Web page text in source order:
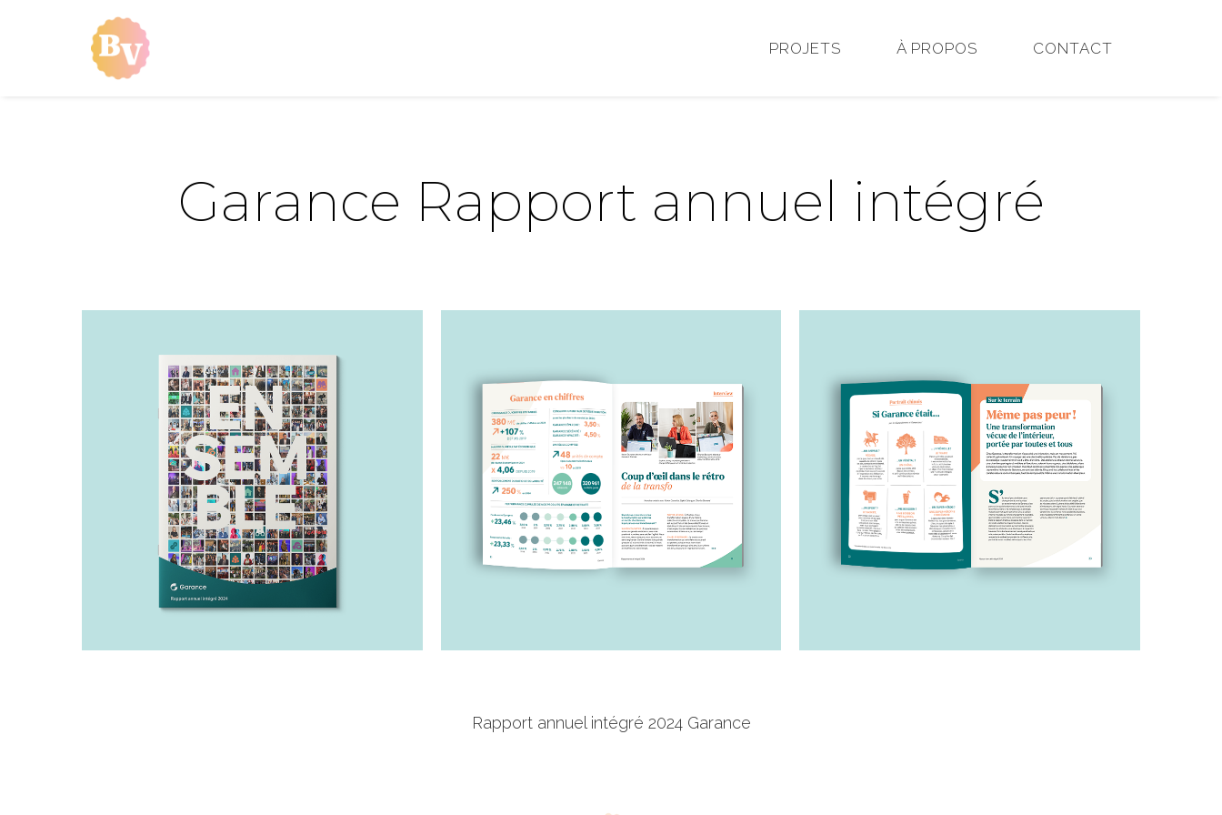
PROJETS À PROPOS CONTACT
Garance Rapport annuel intégré
Rapport annuel intégré 2024 Garance